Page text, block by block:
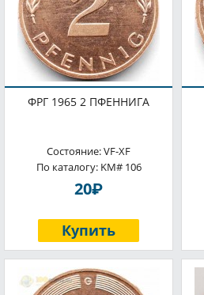
ФРГ 1965 2 ПФЕННИГА
Состояние: VF-XF
По каталогу: KM# 106
20P
Купить